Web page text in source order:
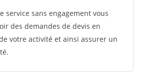
service sans engagement vous
des demandes de devis en
votre activité et ainsi assurer un